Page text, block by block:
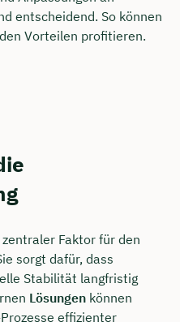
entscheidend. So können
Vorteilen profitieren.
Faktor für den
sorgt dafür, dass
Stabilität langfristig
Lösungen können
effizienter